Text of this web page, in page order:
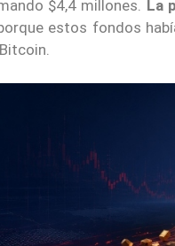
$4,4 millones. La
estos fondos